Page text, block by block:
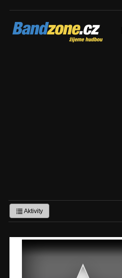
Bandzone.cz
žijeme hudbou
Aktivity